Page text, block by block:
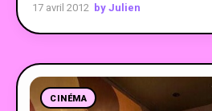
17 avril 2012 by Julien
CINÉMA